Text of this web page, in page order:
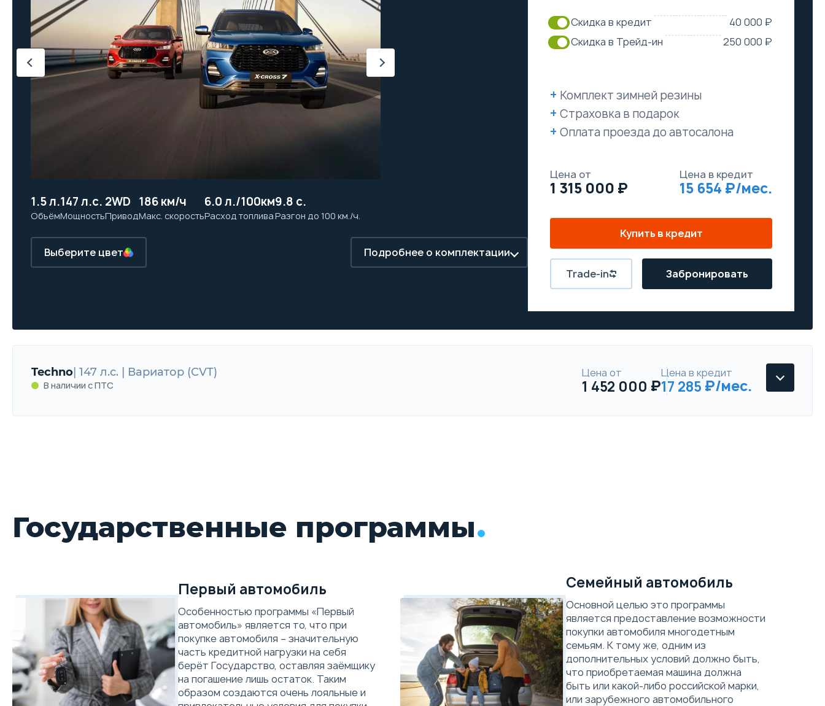
1.5 л.
Объём
147 л.с.
Мощность
2WD
Привод
186 км/ч
Макс. скорость
6.0 л./100км
Расход топлива
9.8 с.
Разгон до 100 км./ч.
Выберите цвет Подробнее о комплектации
Скидка в кредит
40 000 ₽
Скидка в Трейд-ин
250 000 ₽
Комплект зимней резины
Страховка в подарок
Оплата проезда до автосалона
Цена от
1 315 000
Цена в кредит
15 654
Купить в кредит
Trade-in Забронировать
Techno | 147 л.с. | Вариатор (CVT)
В наличии с ПТС
Цена от
1 452 000
Цена в кредит
17 285
Скидка в Трейд-ин
250 000 ₽
Комплект зимней резины
Страховка в подарок
Оплата проезда до автосалона
Государственные программы
Первый автомобиль
Особенностью программы «Первый
автомобиль» является то, что при
покупке автомобиля – значительную
часть кредитной нагрузки на себя
берёт Государство, оставляя заёмщику
на погашение лишь остаток. Таким
образом создаются очень лояльные и
Семейный автомобиль
Основной целью это программы
является предоставление возможности
покупки автомобиля многодетным
семьям. К тому же, одним из
дополнительных условий должно быть,
что приобретаемая машина должна
быть или какой-либо российской марки,
или зарубежного автомобильного